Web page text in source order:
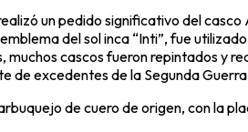
un pedido significativo del
del sol inca “Inti”, fue
cascos fueron repintados y
de excedentes de la Segunda
de cuero de origen, con la